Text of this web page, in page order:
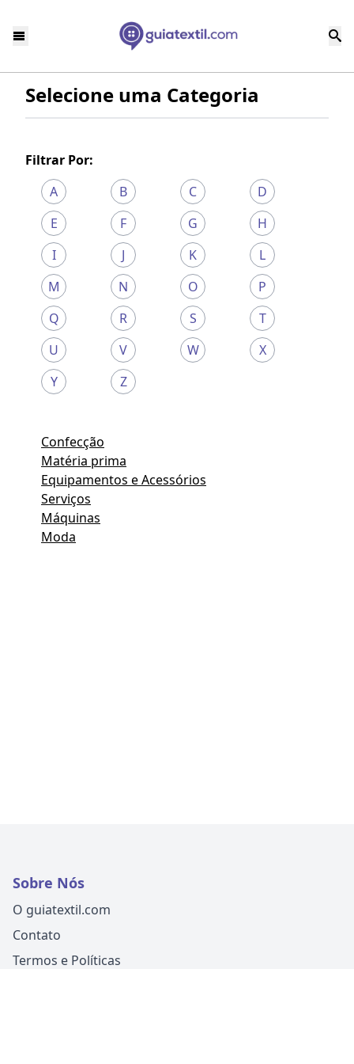
Selecione uma Categoria
Filtrar Por:
A
B C
D
E
F G
H
I
J K
L
M
N O
P
Q
R S
T
U
V W
X
Y
Z
Confecção
Matéria prima
Equipamentos e Acessórios
Serviços
Máquinas
Moda
Sobre Nós
O guiatextil.com
Contato
Termos e Políticas